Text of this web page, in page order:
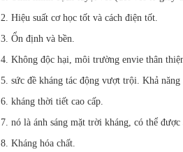
2. Hiệu suất cơ học tốt và cách điện tốt.
3. Ổn định và bền.
4. Không độc hại, môi trường envie thân
5. sức đề kháng tác động vượt trội. Khả
6. kháng thời tiết cao cấp.
7. nó là ánh sáng mặt trời kháng, có thể
8. Kháng hóa chất.